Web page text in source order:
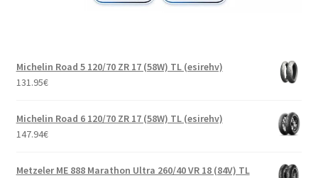
Michelin Road 5 120/70 ZR 17 (58W) TL (esirehv)
131.95€
Michelin Road 6 120/70 ZR 17 (58W) TL (esirehv)
147.94€
Metzeler ME 888 Marathon Ultra 260/40 VR 18 (84V) TL